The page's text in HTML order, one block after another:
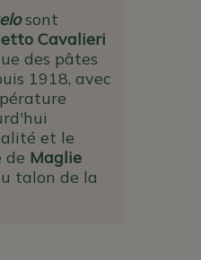
sont
Cavalieri
des pâtes
1918, avec
et le
de Maglie
talon de la